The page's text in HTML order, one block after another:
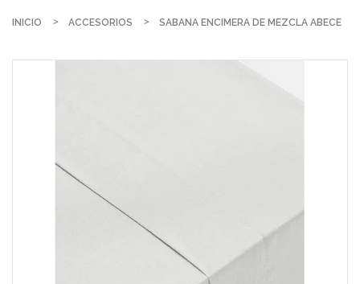
INICIO ACCESORIOS SABANA ENCIMERA DE MEZCLA ABECE